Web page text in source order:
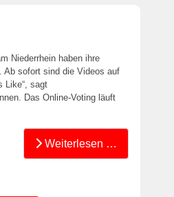
Niederrhein haben ihre
Ab sofort sind die Videos auf
Like“, sagt
Das Online-Voting läuft
Weiterlesen …